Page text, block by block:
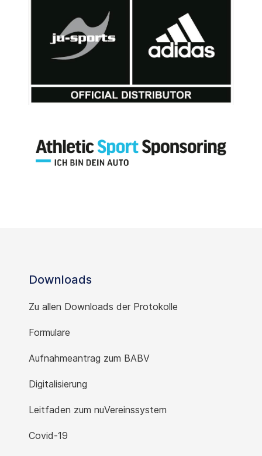
Downloads
Zu allen Downloads der Protokolle
Formulare
Aufnahmeantrag zum BABV
Digitalisierung
Leitfaden zum nuVereinssystem
Covid-19